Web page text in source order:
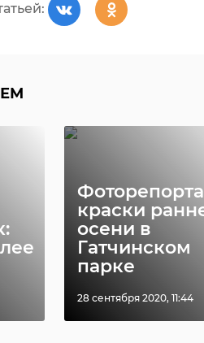
краски
осени в
Гатчинском
парке
28 сентября 2020, 11:44
крохаля и
вернули их в
07 июня, 18:05